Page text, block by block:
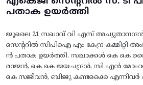
പതാക ഉയർത്തി
ജൂലൈ 21 സഖാവ് വി എസ് അച്യുതാനന്ദൻ
സെന്ററിൽ സിപിഐ എം കേന്ദ്ര കമ്മിറ്റി
ൻ പതാക ഉയർത്തി. സഖാക്കൾ കെ കെ
രാജൻ, കെ കെ ജയചന്ദ്രൻ, സി എൻ
കെ സജീവൻ, ബിജു കണ്ടക്കൈ എന്നിവർ